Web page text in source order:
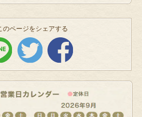
のページをシェアする